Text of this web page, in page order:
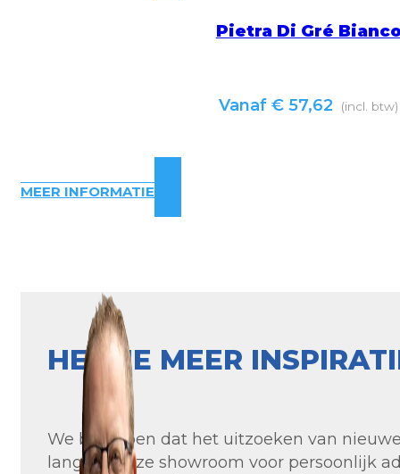
Pietra Di Gré
Vanaf€ 57,62 (incl. btw)
MEER INFORMATIE
HEB JE MEER
We begrijpen dat het uitzoeken van
langs in onze showroom voor persoonlijk